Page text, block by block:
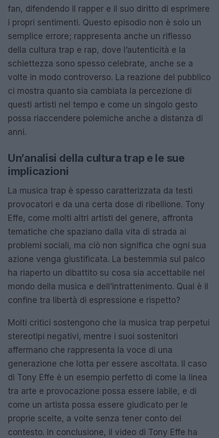
fan, difendendo il rapper e il suo diritto di esprimere
i propri sentimenti. Questo episodio non è solo un
semplice errore; rappresenta anche un riflesso
della cultura trap e rap, dove l’autenticità e la
schiettezza sono spesso celebrate, anche se a
volte in modo controverso. La reazione del pubblico
ci mostra quanto sia cambiata la percezione di
questi artisti nel tempo e come un singolo gesto
possa riaccendere polemiche anche a distanza di
anni.
Un’analisi della cultura trap e le sue
implicazioni
La musica trap è spesso caratterizzata da testi
provocatori e da una certa dose di ribellione. Tony
Effe, come molti altri artisti del genere, affronta
tematiche che spaziano dalla vita di strada ai
problemi sociali, ma ciò non significa che ogni sua
azione venga giustificata. La bestemmia sul palco
ha riaperto un dibattito su cosa sia accettabile nel
mondo della musica e dell’intrattenimento. Qual è il
confine tra libertà di espressione e rispetto?
Molti critici sostengono che la musica trap perpetui
stereotipi negativi, mentre i suoi sostenitori
affermano che rappresenta la voce di una
generazione che lotta per essere ascoltata. Il caso
di Tony Effe è un esempio perfetto di come la linea
tra arte e provocazione possa essere labile, e di
come un artista possa essere giudicato per le
proprie scelte, a volte senza tener conto del
contesto. In conclusione, il video di Tony Effe ha